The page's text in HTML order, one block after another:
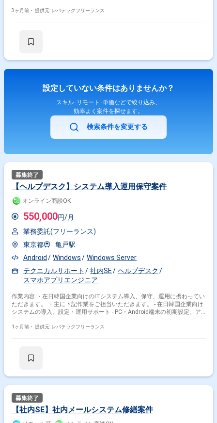
組織内で利用する各種システムの管理 -所属メンバーからの問い合わせ対
3ヶ月前・ 提供元: レバテックフリーランス
設定していない条件はありませんか？
スキル･リモート･単価などで絞り込み、
効率よく案件を探せます。
検索条件を変更する
【ヘルプデスク】システム導入運用保守案件
オンライン商談OK
550,000円/月
業務委託(フリーランス)
東京都
亀戸駅
Android
Windows
Windows Server
テクニカルサポート
社内SE
ヘルプデスク
スマホアプリエンジニア
作業内容 ・在日韓国企業向けのITシステム導入、保守、運用に携わってい
ただきます。 ・主に下記作業をご担当いただきます。 - 在日韓国企業向け
システムの導入、設定・運用サポート - PC・Android端末の初期設定、ア
ネットワーク機器等)の設置、設定 - システム・ソフトウェア、機器導入後
1ヶ月前・ 提供元: レバテックフリーランス
【社内SE】社内メールシステム修繕案件